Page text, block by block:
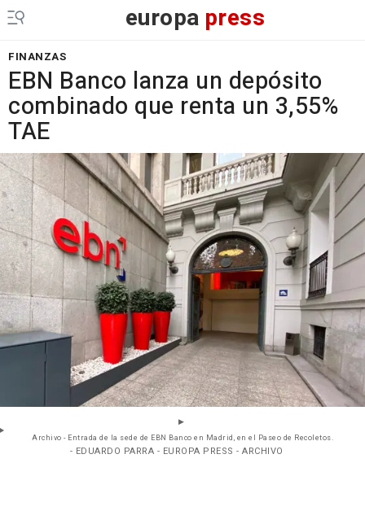
europa press
FINANZAS
EBN Banco lanza un depósito
combinado que renta un 3,55%
TAE
Archivo - Entrada de la sede de EBN Banco en Madrid, en el Paseo de Recoletos.
- EDUARDO PARRA - EUROPA PRESS - ARCHIVO